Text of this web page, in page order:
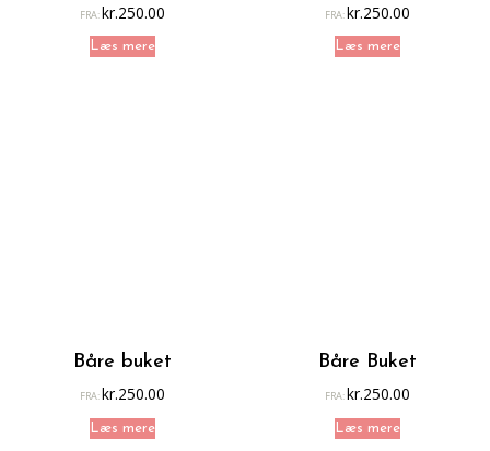
FRA:kr.250.00
Læs mere
FRA:kr.250.00
Læs mere
Båre buket
FRA:kr.250.00
Læs mere
Båre Buket
FRA:kr.250.00
Læs mere